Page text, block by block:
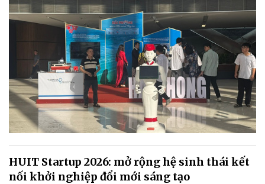
HUIT Startup 2026: mở rộng hệ sinh thái kết
nối khởi nghiệp đổi mới sáng tạo